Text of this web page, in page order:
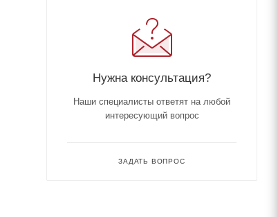
Нужна консультация?
Наши специалисты ответят на любой
интересующий вопрос
ЗАДАТЬ ВОПРОС